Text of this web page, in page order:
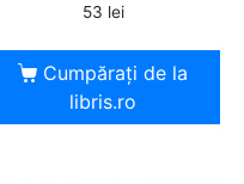
53 lei
Cumpărați de la
libris.ro